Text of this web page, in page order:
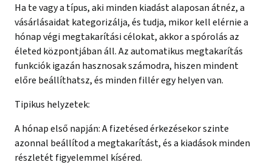
Ha te vagy a típus, aki minden kiadást alaposan átnéz, a
vásárlásaidat kategorizálja, és tudja, mikor kell elérnie a
hónap végi megtakarítási célokat, akkor a spórolás az
életed központjában áll. Az automatikus megtakarítás
funkciók igazán hasznosak számodra, hiszen mindent
előre beállíthatsz, és minden fillér egy helyen van.
Tipikus helyzetek:
A hónap első napján: A fizetésed érkezésekor szinte
azonnal beállítod a megtakarítást, és a kiadások minden
részletét figyelemmel kíséred.